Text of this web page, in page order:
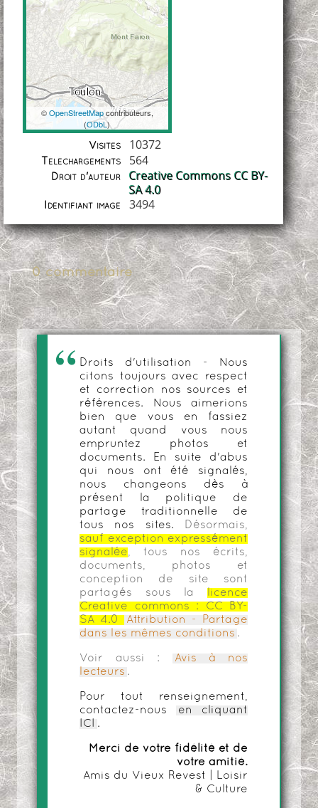
Coordonnées
©OpenStreetMapcontributeurs,
(ODbL)
Visites 10372
Téléchargements 564
Droit d'auteur
Creative Commons CC BY-
SA 4.0
Identifiant image 3494
0 commentaire
Droits d'utilisation - Nous
citons toujours avec respect
et correction nos sources et
références. Nous aimerions
bien que vous en fassiez
autant quand vous nous
empruntez photos et
documents. En suite d'abus
qui nous ont été signalés,
nous changeons dès à
présent la politique de
partage traditionnelle de
tous nos sites.
Désormais,
sauf exception expressément
signalée, tous nos écrits,
documents, photos et
conception de site sont
partagés sous la
licence
Creative commons :
CC BY-
SA 4.0
Attribution - Partage
dans les mêmes conditions .
Voir aussi :
Avis à nos
lecteurs .
Pour tout renseignement,
contactez-nous
en cliquant
ICI
.
Merci de votre fidélité et de
votre amitié.
Amis du Vieux Revest | Loisir
& Culture